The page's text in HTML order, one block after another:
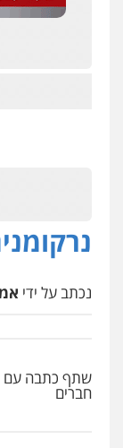
נכתב על ידי
שתף כתבה עם
חברים